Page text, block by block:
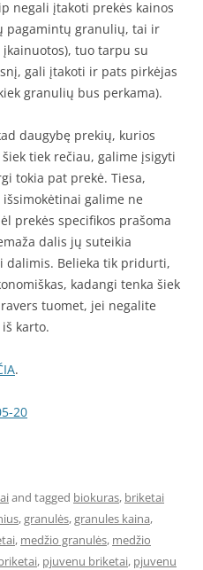
negali įtakoti prekės kainos
pagamintų granulių, tai ir
tuo tarpu su
gali įtakoti ir pats pirkėjas
granulių bus perkama).
daugybę prekių, kurios
tiek rečiau, galime įsigyti
tokia pat prekė. Tiesa,
galime ne
prekės specifikos prašoma
dalis jų suteikia
dalimis. Belieka tik pridurti,
kadangi tenka šiek
tuomet, jei negalite
karto.
.
20
and tagged biokuras, briketai
,granulės,granules kaina,
, medžio granulės, medžio
, pjuvenu briketai, pjuvenu